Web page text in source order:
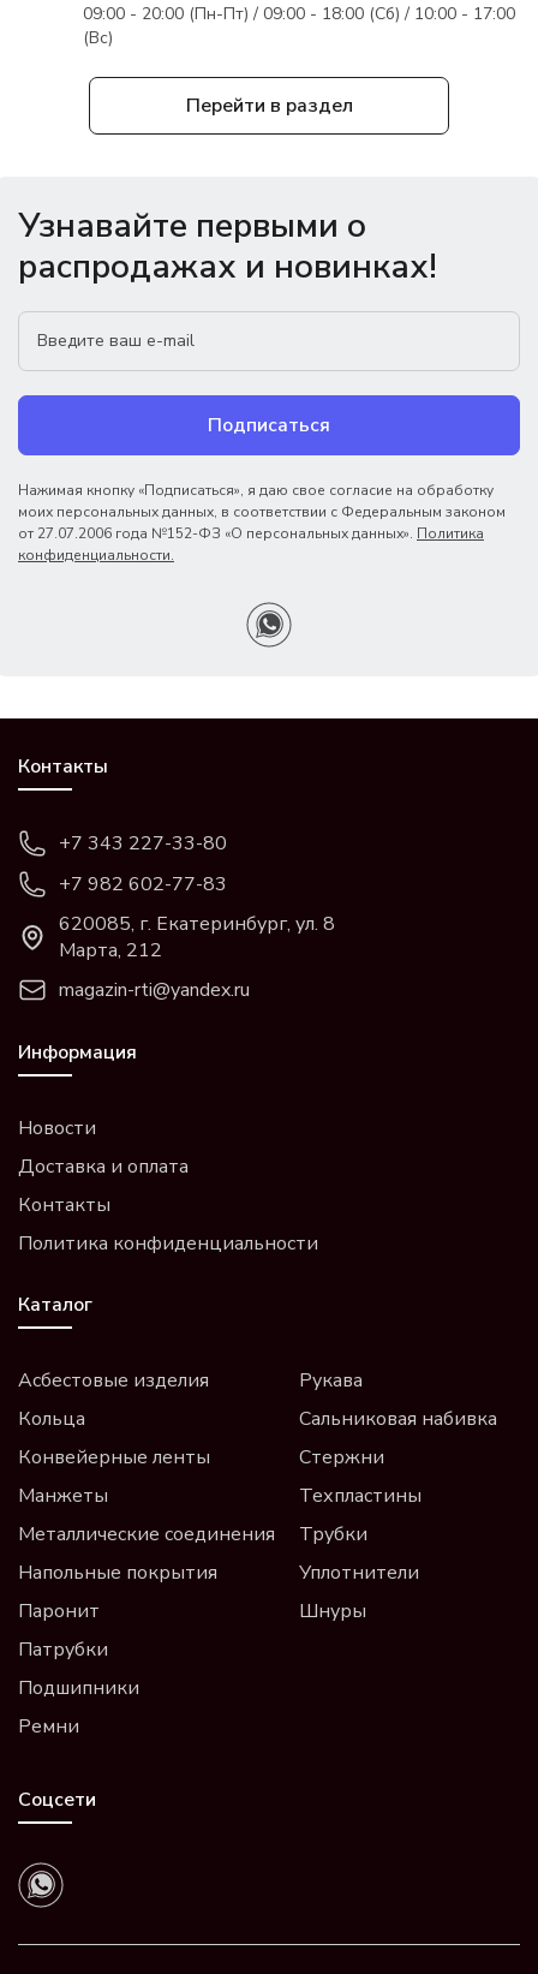
Перейти в раздел
09:00 - 20:00 (Пн-Пт) / 09:00 - 18:00 (Сб) / 10:00 - 17:00
(Вс)
Узнавайте первыми о
распродажах и новинках!
Подписаться
Нажимая кнопку «Подписаться», я даю свое согласие на обработку
моих персональных данных, в соответствии с Федеральным законом
от 27.07.2006 года №152-ФЗ «О персональных данных». Политика
конфиденциальности.
Контакты
+7 343 227-33-80
+7 982 602-77-83
620085, г. Екатеринбург, ул. 8
Марта, 212
magazin-rti@yandex.ru
Информация
Новости
Доставка и оплата
Контакты
Политика конфиденциальности
Каталог
Асбестовые изделия
Кольца
Конвейерные ленты
Манжеты
Металлические соединения
Напольные покрытия
Паронит
Патрубки
Подшипники
Ремни
Рукава
Сальниковая набивка
Стержни
Техпластины
Трубки
Уплотнители
Шнуры
Соцсети